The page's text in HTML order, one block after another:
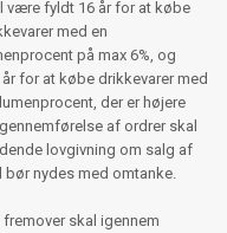
være fyldt 16 år for at købe
med en
på max 6%, og
for at købe drikkevarer med
der er højere
af ordrer skal
lovgivning om salg af
nydes med omtanke.
skal igennem